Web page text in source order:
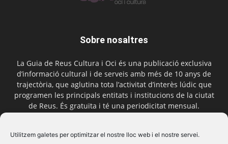
Utilitzem galetes per optimitzar el nostre lloc web i el nostre servei.
Sobre nosaltres
La Guia de Reus Cultura i Oci és una publicació exclusiva
d’informació cultural i de serveis amb més de 10 anys de
trajectòria, que aglutina tota l’activitat d’interès lúdic que
programen les principals entitats i institucions de la ciutat
de Reus. És gratuïta i té una periodicitat mensual.